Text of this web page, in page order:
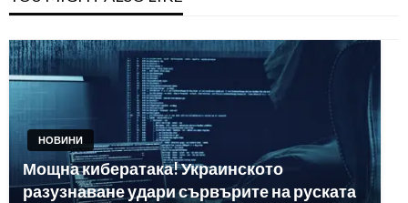
НОВИНИ
Мощна кибератака! Украинското
разузнаване удари сървърите на руската